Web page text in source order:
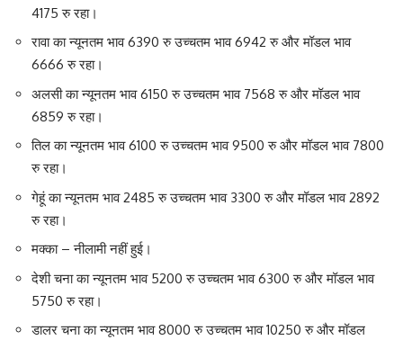
4175 रु रहा।
रावा का न्यूनतम भाव 6390 रु उच्चतम भाव 6942 रु और मॉडल भाव
6666 रु रहा।
अलसी का न्यूनतम भाव 6150 रु उच्चतम भाव 7568 रु और मॉडल भाव
6859 रु रहा।
तिल का न्यूनतम भाव 6100 रु उच्चतम भाव 9500 रु और मॉडल भाव 7800
रु रहा।
गेहूं का न्यूनतम भाव 2485 रु उच्चतम भाव 3300 रु और मॉडल भाव 2892
रु रहा।
मक्का – नीलामी नहीं हुई।
देशी चना का न्यूनतम भाव 5200 रु उच्चतम भाव 6300 रु और मॉडल भाव
5750 रु रहा।
डालर चना का न्यूनतम भाव 8000 रु उच्चतम भाव 10250 रु और मॉडल